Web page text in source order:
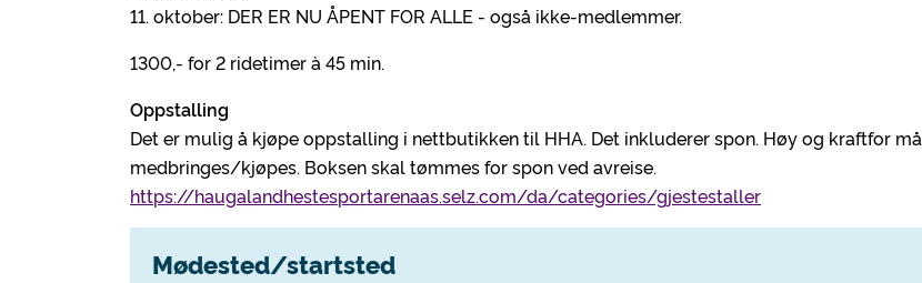
11. oktober: DER ER NU ÅPENT FOR ALLE - også ikke-medlemmer.
1300,- for 2 ridetimer à 45 min.
Oppstalling
Det er mulig å kjøpe oppstalling i nettbutikken til HHA. Det inkluderer spon. Høy og kraftfor må
medbringes/kjøpes. Boksen skal tømmes for spon ved avreise.
https://haugalandhestesportarenaas.selz.com/da/categories/gjestestaller
Mødested/startsted